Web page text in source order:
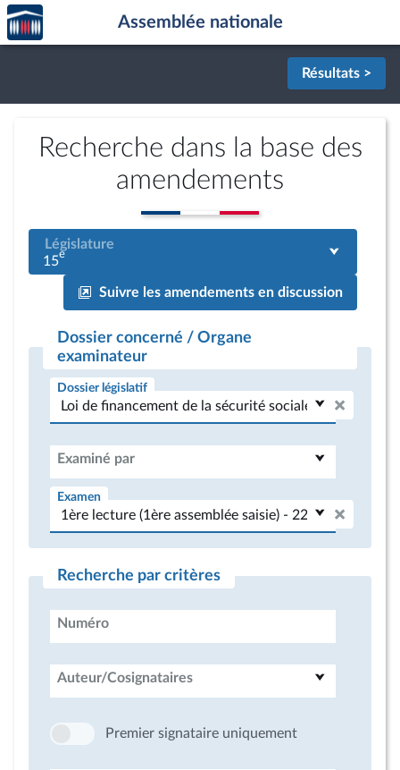
Aller au contenu
Aller en bas de la page
Accèder
à la
page
Assemblée nationale
Résultats >
Recherche dans la base des
amendements
Législature
15e
Suivre les amendements en discussion
Dossier concerné / Organe
examinateur
Dossier législatif
Examiné par
Examen
Recherche par critères
Numéro
Auteur/Cosignataires
Premier signataire uniquement